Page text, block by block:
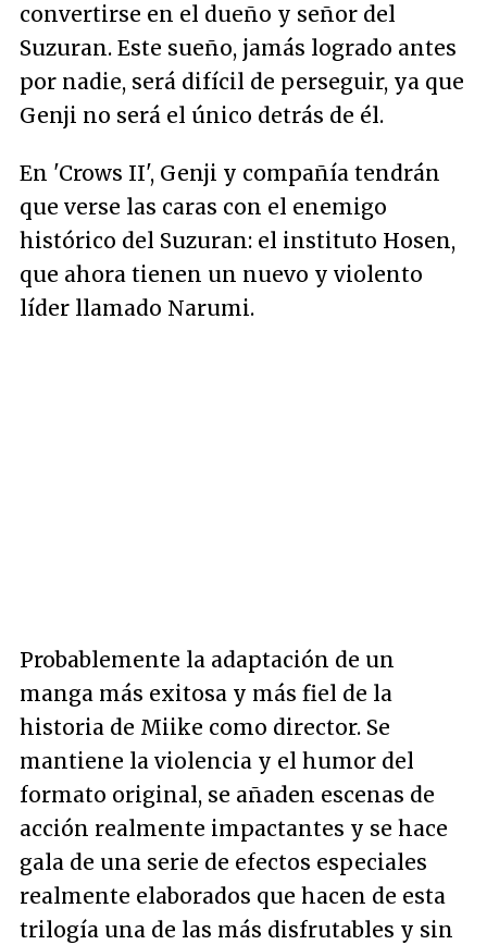
convertirse en el dueño y señor del
Suzuran. Este sueño, jamás logrado antes
por nadie, será difícil de perseguir, ya que
Genji no será el único detrás de él.
En 'Crows II', Genji y compañía tendrán
que verse las caras con el enemigo
histórico del Suzuran: el instituto Hosen,
que ahora tienen un nuevo y violento
líder llamado Narumi.
Probablemente la adaptación de un
manga más exitosa y más fiel de la
historia de Miike como director. Se
mantiene la violencia y el humor del
formato original, se añaden escenas de
acción realmente impactantes y se hace
gala de una serie de efectos especiales
realmente elaborados que hacen de esta
trilogía una de las más disfrutables y sin